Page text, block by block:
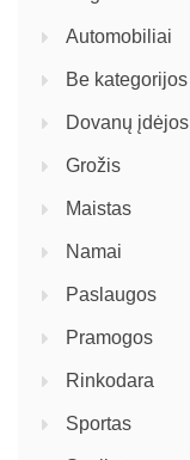
Automobiliai
Be kategorijos
Dovanų įdėjos
Grožis
Maistas
Namai
Paslaugos
Pramogos
Rinkodara
Sportas